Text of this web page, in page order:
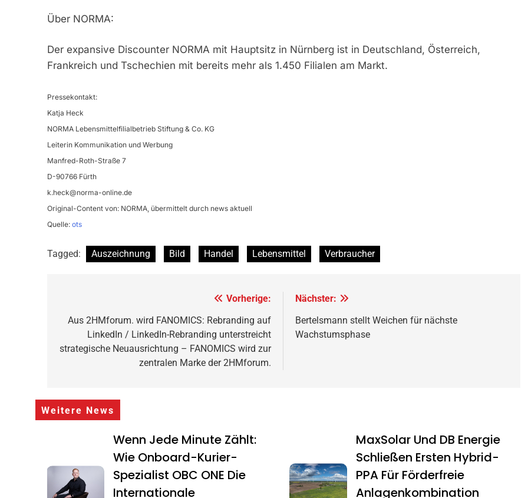
Über NORMA:
Der expansive Discounter NORMA mit Hauptsitz in Nürnberg ist in Deutschland, Österreich,
Frankreich und Tschechien mit bereits mehr als 1.450 Filialen am Markt.
Pressekontakt:
Katja Heck
NORMA Lebensmittelfilialbetrieb Stiftung & Co. KG
Leiterin Kommunikation und Werbung
Manfred-Roth-Straße 7
D-90766 Fürth
k.heck@norma-online.de
Original-Content von: NORMA, übermittelt durch news aktuell
Quelle: ots
Tagged: Auszeichnung Bild Handel Lebensmittel Verbraucher
Vorherige:
Aus 2HMforum. wird FANOMICS: Rebranding auf
LinkedIn / LinkedIn-Rebranding unterstreicht
strategische Neuausrichtung – FANOMICS wird zur
zentralen Marke der 2HMforum.
Nächster:
Bertelsmann stellt Weichen für nächste
Wachstumsphase
Weitere News
Wenn Jede Minute Zählt:
Wie Onboard-Kurier-
Spezialist OBC ONE Die
Internationale
MaxSolar Und DB Energie
Schließen Ersten Hybrid-
PPA Für Förderfreie
Anlagenkombination